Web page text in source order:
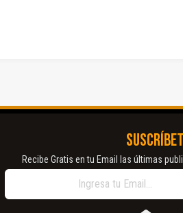
Recibe Gratis en tu Email las últimas